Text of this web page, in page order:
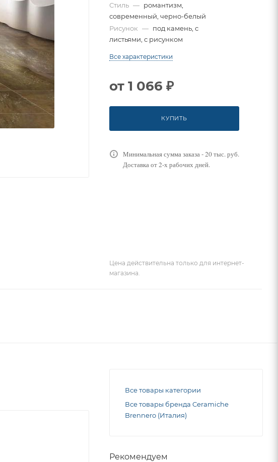
Стиль — романтизм,
современный, черно-белый
Рисунок — под камень, с
листьями, с рисунком
Все характеристики
от 1 066 ₽
КУПИТЬ
Минимальная сумма заказа - 20 тыс. руб.
Доставка от 2-х рабочих дней.
Цена действительна только для интернет-
магазина.
Все товары категории
Все товары бренда Ceramiche
Brennero (Италия)
Рекомендуем